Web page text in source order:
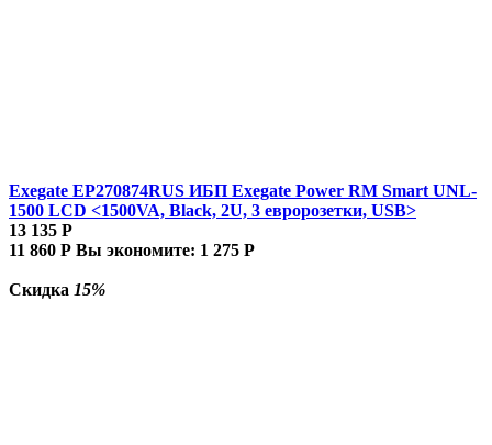
Exegate EP270874RUS ИБП Exegate Power RM Smart UNL-
1500 LCD <1500VA, Black, 2U, 3 евророзетки, USB>
13 135 Р
11 860 Р Вы экономите: 1 275 Р
Скидка 15%